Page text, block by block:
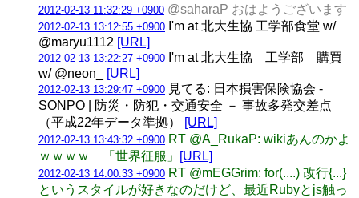
2012-02-13 11:32:29 +0900 @saharaP おはようございます
2012-02-13 13:12:55 +0900 I'm at 北大生協 工学部食堂 w/
@maryu1112 [URL]
2012-02-13 13:22:27 +0900 I'm at 北大生協 工学部 購買
w/ @neon_
[URL]
2012-02-13 13:29:47 +0900 見てる: 日本損害保険協会 -
SONPO | 防災・防犯・交通安全 － 事故多発交差点
（平成22年データ準拠）
[URL]
2012-02-13 13:43:32 +0900 RT @A_RukaP: wikiあんのかよ
ｗｗｗｗ 「世界征服」
[URL]
2012-02-13 14:00:33 +0900 RT @mEGGrim: for(....) 改行{...}
というスタイルが好きなのだけど、最近Rubyとjs触っ